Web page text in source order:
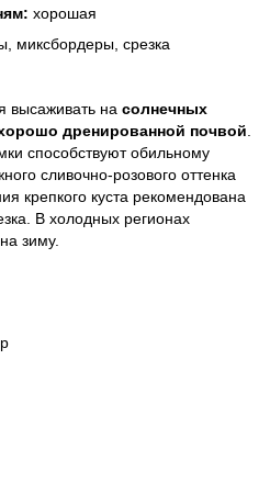
хорошая
миксбордеры, срезка
высаживать на солнечных
дренированной почвой
способствуют обильному
сливочно-розового оттенка
крепкого куста рекомендована
В холодных регионах
зиму.